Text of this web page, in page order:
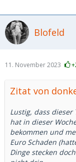
Blofeld
11. November 2023
Zitat von
Lustig, dass
hat in dieser
bekommen und
Euro Schaden
Dinge stecken